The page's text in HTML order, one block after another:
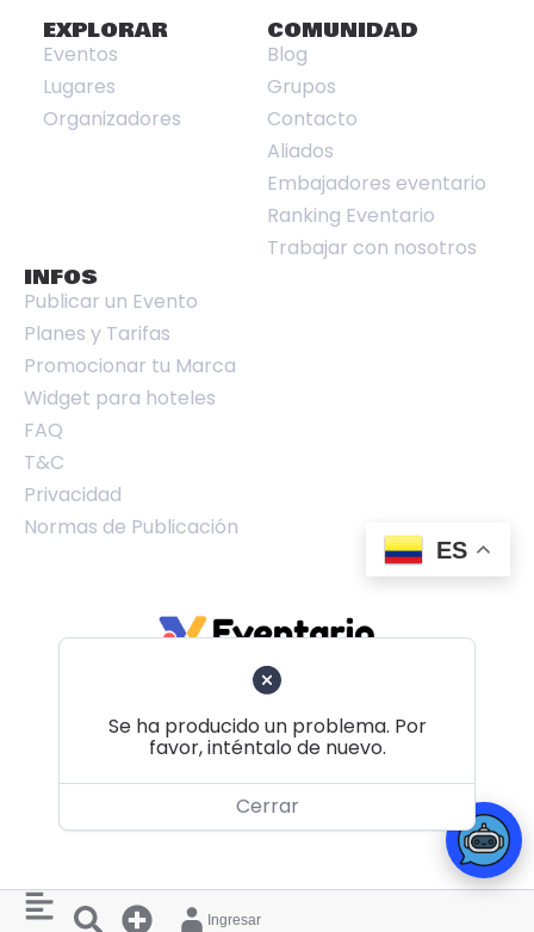
Ingresar
ES
EXPLORAR
Eventos
Lugares
Organizadores
COMUNIDAD
Blog
Grupos
Contacto
Aliados
Embajadores eventario
Ranking Eventario
Trabajar con nosotros
INFOS
Publicar un Evento
Planes y Tarifas
Promocionar tu Marca
Widget para hoteles
FAQ
T&C
Privacidad
Normas de Publicación
Volver al principio
© 2026 Eventario Colombia SAS
Se ha producido un problema. Por
favor, inténtalo de nuevo.
Cerrar